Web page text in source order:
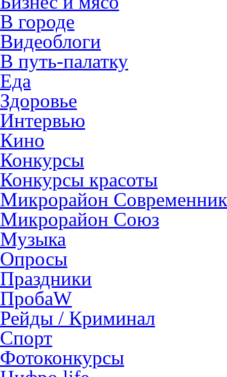
В городе
Видеоблоги
В путь-палатку
Еда
Здоровье
Интервью
Кино
Конкурсы
Конкурсы красоты
Микрорайон Современник
Микрорайон Союз
Музыка
Опросы
Праздники
ПробаW
Рейды / Криминал
Спорт
Фотоконкурсы